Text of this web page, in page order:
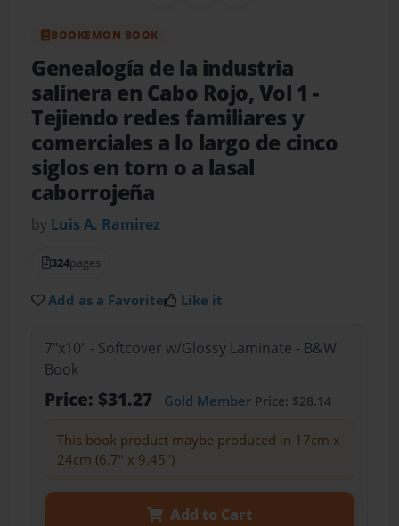
BOOKEMON BOOK
Genealogía de la industria
salinera en Cabo Rojo, Vol 1-
Tejiendo redes familiares y
comerciales a lo largo de cinco
siglos en torn o a lasal
caborrojeña
by Luis A. Ramirez
324pages
Add as a Favorite Like it
7"x10" - Softcover w/Glossy Laminate - B&W
Book
Price: $31.27 Gold MemberPrice: $28.14
This book product maybe produced in 17cm x
24cm (6.7" x 9.45")
Add to Cart